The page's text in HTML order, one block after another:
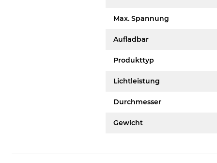
Max. Spannung
Aufladbar
Produkttyp
Lichtleistung
Durchmesser
Gewicht